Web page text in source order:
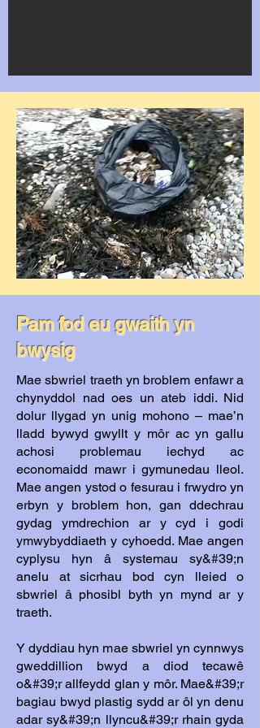
Pam fod eu gwaith yn
bwysig
Mae sbwriel traeth yn broblem enfawr a
chynyddol nad oes un ateb iddi. Nid
dolur llygad yn unig mohono – mae’n
lladd bywyd gwyllt y môr ac yn gallu
achosi problemau iechyd ac
economaidd mawr i gymunedau lleol.
Mae angen ystod o fesurau i frwydro yn
erbyn y broblem hon, gan ddechrau
gydag ymdrechion ar y cyd i godi
ymwybyddiaeth y cyhoedd. Mae angen
cyplysu hyn â systemau sy&#39;n
anelu at sicrhau bod cyn lleied o
sbwriel â phosibl byth yn mynd ar y
traeth.
Y dyddiau hyn mae sbwriel yn cynnwys
gweddillion bwyd a diod tecawê
o&#39;r allfeydd glan y môr. Mae&#39;r
bagiau bwyd plastig sydd ar ôl yn denu
adar sy&#39;n llyncu&#39;r rhain gyda